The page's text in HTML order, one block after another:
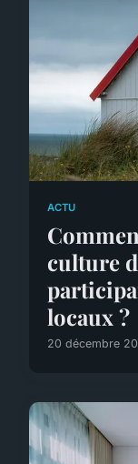
ACTU
culture
locaux ?
20 décembre